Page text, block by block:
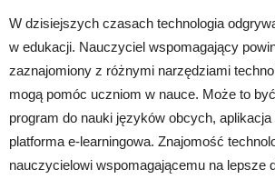
W dzisiejszych czasach technologia
w edukacji. Nauczyciel wspomagający
zaznajomiony z różnymi narzędziami
mogą pomóc uczniom w nauce. Może to
program do nauki języków obcych,
platforma e-learningowa. Znajomość
nauczycielowi wspomagającemu na lepsze